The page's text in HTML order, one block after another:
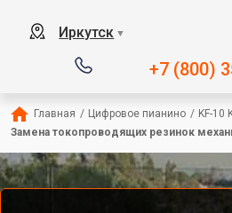
Иркутск ▼
+7 (800)
Главная / Цифровое пианино / KF-10
Замена токопроводящих резинок